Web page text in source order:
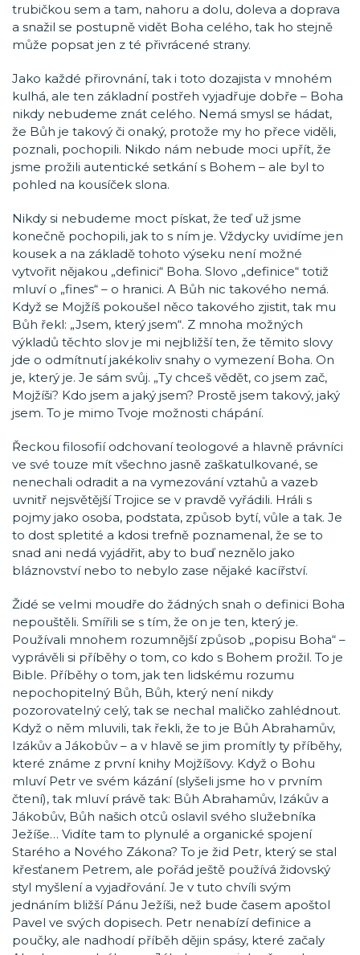
trubičkou sem a tam, nahoru a dolu, doleva a doprava
a snažil se postupně vidět Boha celého, tak ho stejně
může popsat jen z té přivrácené strany.
Jako každé přirovnání, tak i toto dozajista v mnohém
kulhá, ale ten základní postřeh vyjadřuje dobře – Boha
nikdy nebudeme znát celého. Nemá smysl se hádat,
že Bůh je takový či onaký, protože my ho přece viděli,
poznali, pochopili. Nikdo nám nebude moci upřít, že
jsme prožili autentické setkání s Bohem – ale byl to
pohled na kousíček slona.
Nikdy si nebudeme moct pískat, že teď už jsme
konečně pochopili, jak to s ním je. Vždycky uvidíme jen
kousek a na základě tohoto výseku není možné
vytvořit nějakou „definici“ Boha. Slovo „definice“ totiž
mluví o „fines“ – o hranici. A Bůh nic takového nemá.
Když se Mojžíš pokoušel něco takového zjistit, tak mu
Bůh řekl: „Jsem, který jsem“. Z mnoha možných
výkladů těchto slov je mi nejbližší ten, že těmito slovy
jde o odmítnutí jakékoliv snahy o vymezení Boha. On
je, který je. Je sám svůj. „Ty chceš vědět, co jsem zač,
Mojžíši? Kdo jsem a jaký jsem? Prostě jsem takový, jaký
jsem. To je mimo Tvoje možnosti chápání.
Řeckou filosofií odchovaní teologové a hlavně právníci
ve své touze mít všechno jasně zaškatulkované, se
nenechali odradit a na vymezování vztahů a vazeb
uvnitř nejsvětější Trojice se v pravdě vyřádili. Hráli s
pojmy jako osoba, podstata, způsob bytí, vůle a tak. Je
to dost spletité a kdosi trefně poznamenal, že se to
snad ani nedá vyjádřit, aby to buď neznělo jako
bláznovství nebo to nebylo zase nějaké kacířství.
Židé se velmi moudře do žádných snah o definici Boha
nepouštěli. Smířili se s tím, že on je ten, který je.
Používali mnohem rozumnější způsob „popisu Boha“ –
vyprávěli si příběhy o tom, co kdo s Bohem prožil. To je
Bible. Příběhy o tom, jak ten lidskému rozumu
nepochopitelný Bůh, Bůh, který není nikdy
pozorovatelný celý, tak se nechal maličko zahlédnout.
Když o něm mluvili, tak řekli, že to je Bůh Abrahamův,
Izákův a Jákobův – a v hlavě se jim promítly ty příběhy,
které známe z první knihy Mojžíšovy. Když o Bohu
mluví Petr ve svém kázání (slyšeli jsme ho v prvním
čtení), tak mluví právě tak: Bůh Abrahamův, Izákův a
Jákobův, Bůh našich otců oslavil svého služebníka
Ježíše… Vidíte tam to plynulé a organické spojení
Starého a Nového Zákona? To je žid Petr, který se stal
křesťanem Petrem, ale pořád ještě používá židovský
styl myšlení a vyjadřování. Je v tuto chvíli svým
jednáním bližší Pánu Ježíši, než bude časem apoštol
Pavel ve svých dopisech. Petr nenabízí definice a
poučky, ale nadhodí příběh dějin spásy, které začaly